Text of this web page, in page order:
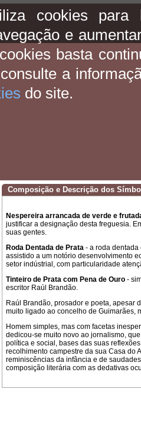
cookies para
e
basta
a
do site.
Composição e Descrição dos
Nespereira arrancada de verde e
justificar a designação desta freguesia.
suas gentes.
Roda Dentada de Prata - a roda dentada
assistido a um notório desenvolvimento
setor indústrial, com particularidade
Tinteiro de Prata com Pena de Ouro -
escritor Raúl Brandão.
Raúl Brandão, prosador e poeta, apesar
muito ligado ao concelho de Guimarães,
Homem simples, mas com facetas
dedicou-se muito novo ao jornalismo,
política e social, bases das suas
recolhimento campestre da sua Casa do
reminiscências da infância e de
composição literária com as dedativas